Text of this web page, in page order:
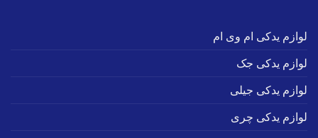
لوازم یدکی ام وی ام
لوازم یدکی جک
لوازم یدکی جیلی
لوازم یدکی چری